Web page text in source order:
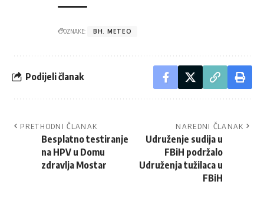
OZNAKE: BH. METEO
Podijeli članak
PRETHODNI ČLANAK
Besplatno testiranje
na HPV u Domu
zdravlja Mostar
NAREDNI ČLANAK
Udruženje sudija u
FBiH podržalo
Udruženja tužilaca u
FBiH